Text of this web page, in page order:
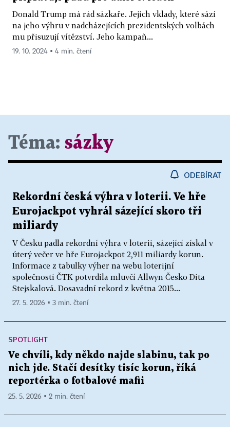
Donald Trump má rád sázkaře. Jejich vklady, které sází
na jeho výhru v nadcházejících prezidentských volbách
mu přisuzují vítězství. Jeho kampaň...
19. 10. 2024 ▪ 4 min. čtení
Téma: sázky
ODEBÍRAT
Rekordní česká výhra v loterii. Ve hře
Eurojackpot vyhrál sázející skoro tři
miliardy
V Česku padla rekordní výhra v loterii, sázející získal v
úterý večer ve hře Eurojackpot 2,911 miliardy korun.
Informace z tabulky výher na webu loterijní
společnosti ČTK potvrdila mluvčí Allwyn Česko Dita
Stejskalová. Dosavadní rekord z května 2015...
27. 5. 2026 ▪ 3 min. čtení
SPOTLIGHT
Ve chvíli, kdy někdo najde slabinu, tak po
nich jde. Stačí desítky tisíc korun, říká
reportérka o fotbalové mafii
25. 5. 2026 ▪ 2 min. čtení